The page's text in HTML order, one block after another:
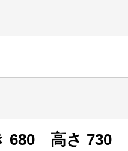
680 高さ 730